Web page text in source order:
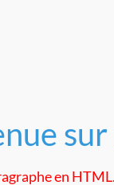
en HTML.